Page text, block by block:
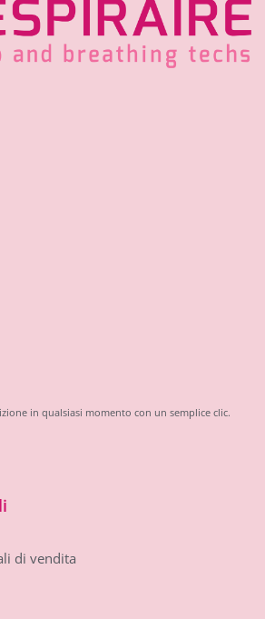
in qualsiasi momento con un semplice clic.
di vendita